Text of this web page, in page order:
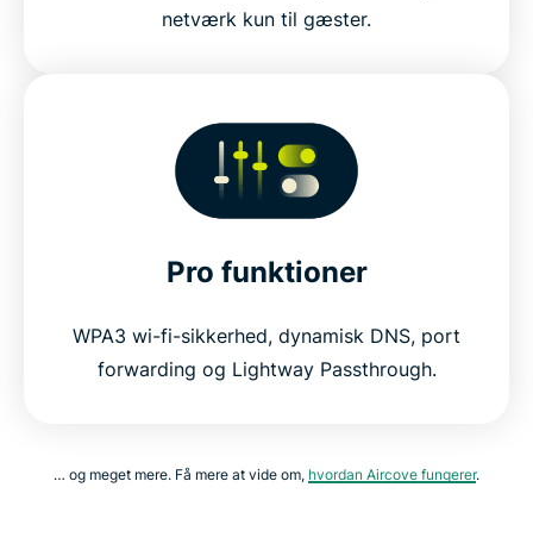
netværk kun til gæster.
Pro funktioner
WPA3 wi-fi-sikkerhed, dynamisk DNS, port
forwarding og Lightway Passthrough.
… og meget mere. Få mere at vide om, hvordan Aircove fungerer.